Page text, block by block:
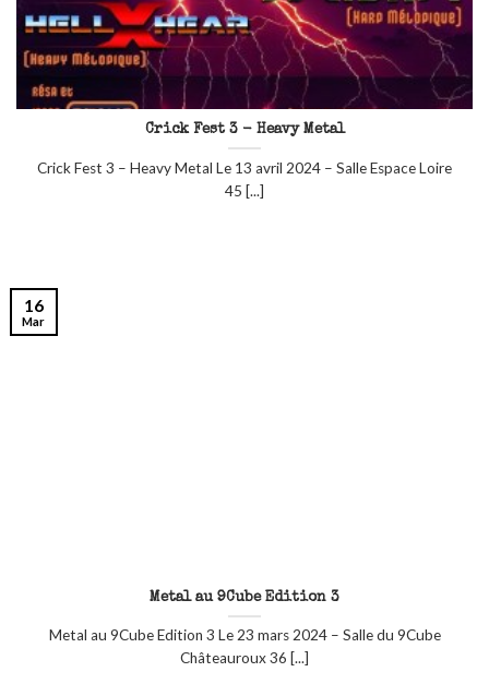
Crick Fest 3 - Heavy Metal
Crick Fest 3 – Heavy Metal Le 13 avril 2024 – Salle Espace Loire
45 [...]
Metal au 9Cube Edition 3
Metal au 9Cube Edition 3 Le 23 mars 2024 – Salle du 9Cube
Châteauroux 36 [...]
16
Mar